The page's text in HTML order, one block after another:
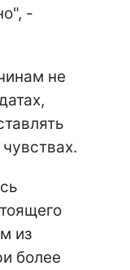
-
не
из
более